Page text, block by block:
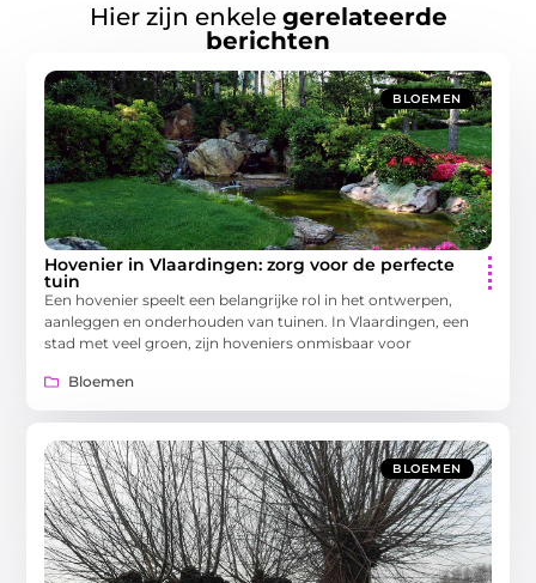
Hier zijn enkele gerelateerde
berichten
BLOEMEN
Hovenier in Vlaardingen: zorg voor de perfecte
tuin
Een hovenier speelt een belangrijke rol in het ontwerpen,
aanleggen en onderhouden van tuinen. In Vlaardingen, een
stad met veel groen, zijn hoveniers onmisbaar voor
Bloemen
BLOEMEN